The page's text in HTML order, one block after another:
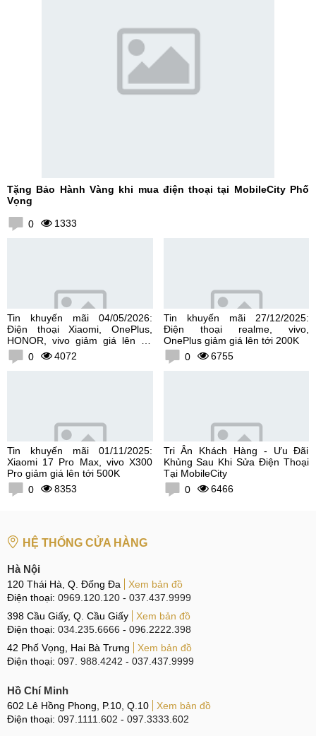
Tặng Bảo Hành Vàng khi mua điện thoại tại MobileCity Phố
Vọng
0 1333
Tin khuyến mãi 04/05/2026:
Điện thoại Xiaomi, OnePlus,
HONOR, vivo giảm giá lên tới
300K0 4072
Tin khuyến mãi 27/12/2025:
Điện thoại realme, vivo,
OnePlus giảm giá lên tới 200K
0
6755
Tin khuyến mãi 01/11/2025:
Xiaomi 17 Pro Max, vivo X300
Pro giảm giá lên tới 500K
0
8353
Tri Ân Khách Hàng - Ưu Đãi
Khủng Sau Khi Sửa Điện Thoại
Tại MobileCity
0
6466
HỆ THỐNG CỬA HÀNG
Hà Nội
120 Thái Hà, Q. Đống Đa
Xem bản đồ
Điện thoại: 0969.120.120 - 037.437.9999
398 Cầu Giấy, Q. Cầu Giấy
Xem bản đồ
Điện thoại: 034.235.6666 - 096.2222.398
42 Phố Vọng, Hai Bà Trưng
Xem bản đồ
Điện thoại: 097. 988.4242 - 037.437.9999
Hồ Chí Minh
602 Lê Hồng Phong, P.10, Q.10
Xem bản đồ
Điện thoại: 097.1111.602 - 097.3333.602